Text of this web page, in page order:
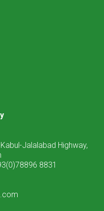
Jalalabad Highway,
8831